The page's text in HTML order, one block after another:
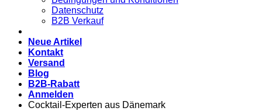
Datenschutz
B2B Verkauf
Neue Artikel
Kontakt
Versand
Blog
B2B-Rabatt
Anmelden
Cocktail-Experten aus Dänemark